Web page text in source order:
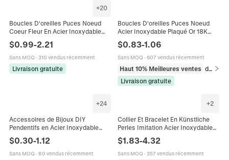
+20
Boucles D'oreilles Puces Noeud
Coeur Fleur En Acier Inoxydable
Avec Placage Or 18K Et Zircon Pour
Femmes Bijoux Mode
$0.99-2.21
Sans MOQ · 310 vendus récemment
Livraison gratuite
Boucles D'oreilles Puces Noeud
Acier Inoxydable Plaqué Or 18K
Chic Simple Bijoux D'oreille Pour
Femmes Doux Style Minimaliste
$0.83-1.06
Sans MOQ · 607 vendus récemment
Haut 10% Meilleures ventes
dans Boucles d'oreilles
Livraison gratuite
+24
Accessoires de Bijoux DIY
Pendentifs en Acier Inoxydable
Coquillage Étoile de Mer Breloques
pour Collier Femme
$0.30-1.12
Sans MOQ · 80 vendus récemment
+2
Collier Et Bracelet En Künstliche
Perles Imitation Acier Inoxydable
Nœud Bijoux Pour Femmes
$1.83-4.32
Sans MOQ · 357 vendus récemment